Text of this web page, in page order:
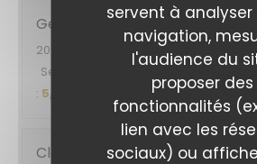
servent à analyser
navigation,
l'audience du
proposer des
fonctionnalités
lien avec les
sociaux) ou
Georg
2026-08-03
- 19:30 - Couverts 3
Service
: 5/5
ClémentineC